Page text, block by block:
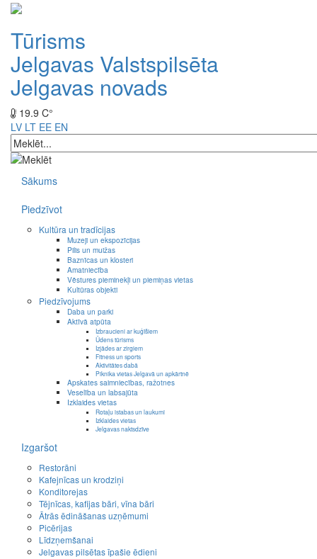
Tūrisms
Jelgavas Valstspilsēta
Jelgavas novads
19.9 C°
LV LT EE EN
Sākums
Piedzīvot
Kultūra un tradīcijas
Muzeji un ekspozīcijas
Pilis un muižas
Baznīcas un klosteri
Amatniecība
Vēstures pieminekļi un piemiņas vietas
Kultūras objekti
Piedzīvojums
Daba un parki
Aktīvā atpūta
Izbraucieni ar kuģīšiem
Ūdens tūrisms
Izjādes ar zirgiem
Fitness un sports
Aktivitātes dabā
Piknika vietas Jelgavā un apkārtnē
Apskates saimniecības, ražotnes
Veselība un labsajūta
Izklaides vietas
Rotaļu istabas un laukumi
Izklaides vietas
Jelgavas naktsdzīve
Izgaršot
Restorāni
Kafejnīcas un krodziņi
Konditorejas
Tējnīcas, kafijas bāri, vīna bāri
Ātrās ēdināšanas uzņēmumi
Picērijas
Līdzņemšanai
Jelgavas pilsētas īpašie ēdieni